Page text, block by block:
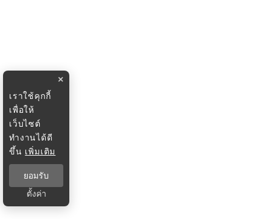
×
เราใช้คุกกี้
เพื่อให้
เว็บไซต์
ทำงานได้ดี
ขึ้น เพิ่มเติม
ยอมรับ
ตั้งค่า